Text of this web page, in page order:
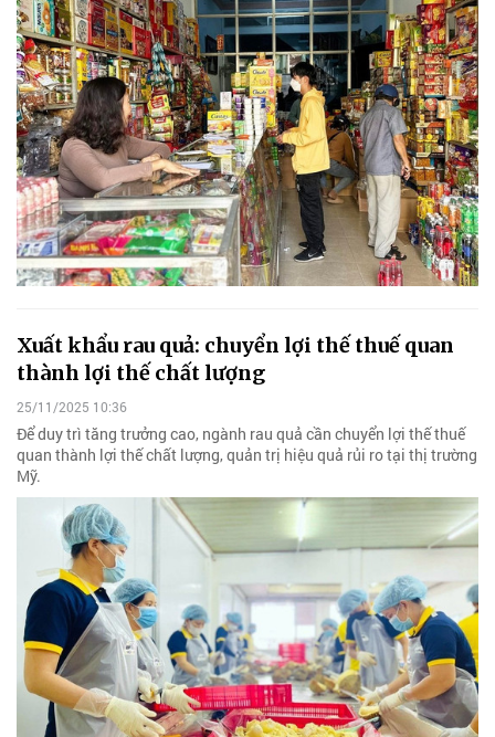
Xuất khẩu rau quả: chuyển lợi thế thuế quan
thành lợi thế chất lượng
25/11/2025 10:36
Để duy trì tăng trưởng cao, ngành rau quả cần chuyển lợi thế thuế
quan thành lợi thế chất lượng, quản trị hiệu quả rủi ro tại thị trường
Mỹ.